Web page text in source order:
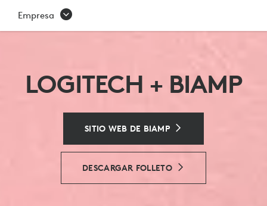
BIAMP
Empresa
LOGITECH + BIAMP
SITIO WEB DE BIAMP
DESCARGAR FOLLETO